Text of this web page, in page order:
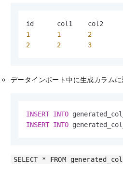
1
1
2
2
2 3
データインポート中に生成カラム
INSERT INTO
INSERT INTO
SELECT * FROM